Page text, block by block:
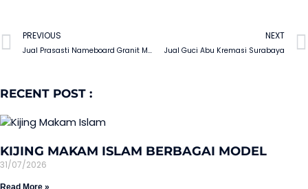
PREVIOUS
Jual Prasasti Nameboard Granit Murah
NEXT
Jual Guci Abu Kremasi Surabaya
RECENT POST :
KIJING MAKAM ISLAM BERBAGAI MODEL
31/07/2026
Read More »